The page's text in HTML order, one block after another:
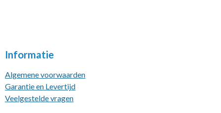
Informatie
Algemene voorwaarden
Garantie en Levertijd
Veelgestelde vragen